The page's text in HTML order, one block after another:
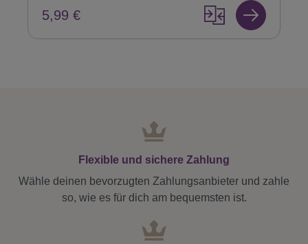
5,99 €
Flexible und sichere Zahlung
Wähle deinen bevorzugten Zahlungsanbieter und zahle
so, wie es für dich am bequemsten ist.